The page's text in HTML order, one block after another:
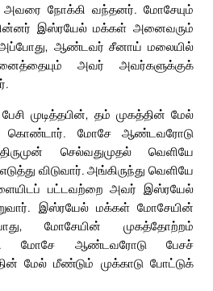
நோக்கி வந்தனர். மோசேயும்
இஸ்ரயேல் மக்கள் அனைவரும்
ஆண்டவர் சீனாய் மலையில்
அவர் அவர்களுக்குக்
முடித்தபின், தம் முகத்தின் மேல்
கொண்டார். மோசே ஆண்டவரோடு
செல்வதுமுதல் வெளியே
விடுவார். அங்கிருந்து வெளியே
பட்டவற்றை அவர் இஸ்ரயேல்
இஸ்ரயேல் மக்கள் மோசேயின்
மோசேயின் முகத்தோற்றம்
மோசே ஆண்டவரோடு பேசச்
மேல் மீண்டும் முக்காடு போட்டுக்